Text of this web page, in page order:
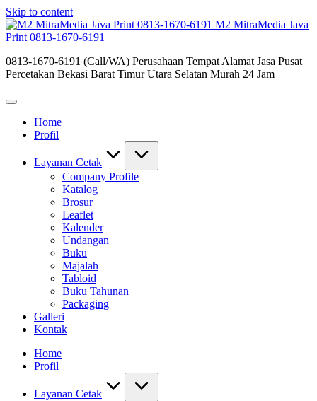
Skip to content
M2 MitraMedia Java
Print 0813-1670-6191
0813-1670-6191 (Call/WA) Perusahaan Tempat Alamat Jasa Pusat
Percetakan Bekasi Barat Timur Utara Selatan Murah 24 Jam
Home
Profil
Layanan Cetak
Company Profile
Katalog
Brosur
Leaflet
Kalender
Undangan
Buku
Majalah
Tabloid
Buku Tahunan
Packaging
Galleri
Kontak
Home
Profil
Layanan Cetak